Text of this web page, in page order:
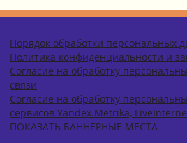
Порядок обработки персональных
Политика конфиденциальности и
Согласие на обработку
связи
Согласие на обработку
сервисов Yandex.Metrika,
ПОКАЗАТЬ БАННЕРНЫЕ МЕСТА